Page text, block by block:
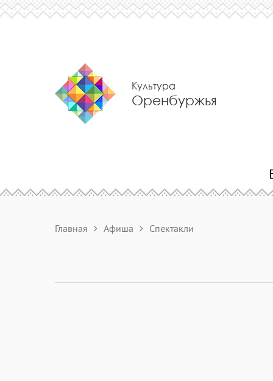
Культура
Оренбуржья
Главная Афиша Спектакли